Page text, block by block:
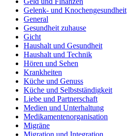
Gelenk- und Knochengesundheit
General
Gesundheit zuhause
Gicht
Haushalt und Gesundheit
Haushalt und Technik
Hören und Sehen
Krankheiten
Küche und Genuss
Küche und Selbstständigkeit
Liebe und Partnerschaft
Medien und Unterhaltung
Medikamentenorganisation
Migräne
Migration und Integration